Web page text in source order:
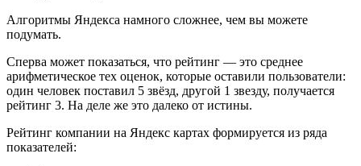
Алгоритмы Яндекса намного сложнее, чем вы можете
подумать.
Сперва может показаться, что рейтинг — это среднее
арифметическое тех оценок, которые оставили пользователи:
один человек поставил 5 звёзд, другой 1 звезду, получается
рейтинг 3. На деле же это далеко от истины.
Рейтинг компании на Яндекс картах формируется из ряда
показателей: